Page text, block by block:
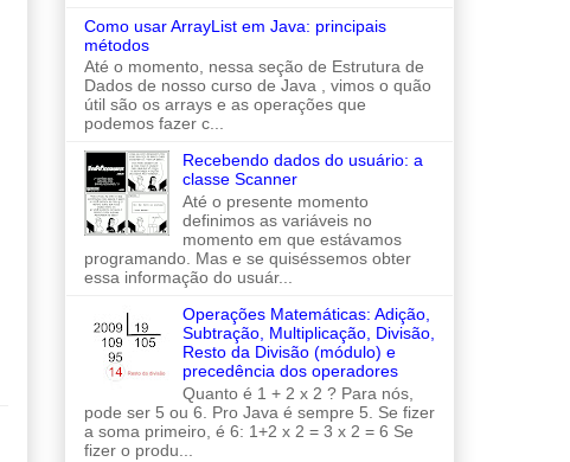
Como usar ArrayList em Java: principais
métodos
Até o momento, nessa seção de Estrutura de
Dados de nosso curso de Java , vimos o quão
útil são os arrays e as operações que
podemos fazer c...
Recebendo dados do usuário: a
classe Scanner
Até o presente momento
definimos as variáveis no
momento em que estávamos
programando. Mas e se quiséssemos obter
essa informação do usuár...
Operações Matemáticas: Adição,
Subtração, Multiplicação, Divisão,
Resto da Divisão (módulo) e
precedência dos operadores
Quanto é 1 + 2 x 2 ? Para nós,
pode ser 5 ou 6. Pro Java é sempre 5. Se fizer
a soma primeiro, é 6: 1+2 x 2 = 3 x 2 = 6 Se
fizer o produ...